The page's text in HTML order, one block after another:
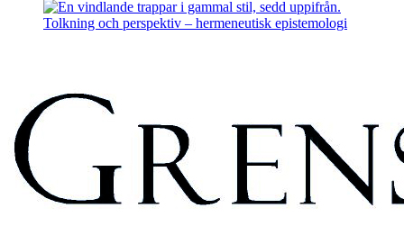
Tolkning och perspektiv – hermeneutisk epistemologi